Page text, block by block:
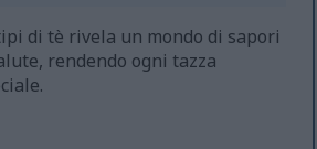
di tè rivela un mondo di sapori
rendendo ogni tazza